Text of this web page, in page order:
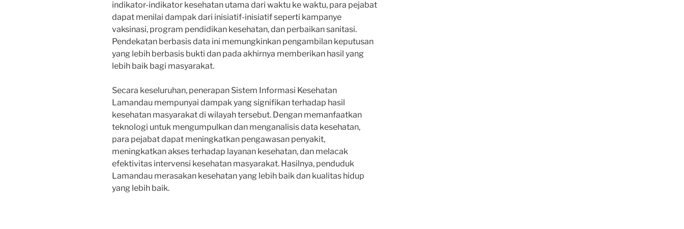
indikator-indikator kesehatan utama dari waktu ke waktu, para pejabat
dapat menilai dampak dari inisiatif-inisiatif seperti kampanye
vaksinasi, program pendidikan kesehatan, dan perbaikan sanitasi.
Pendekatan berbasis data ini memungkinkan pengambilan keputusan
yang lebih berbasis bukti dan pada akhirnya memberikan hasil yang
lebih baik bagi masyarakat.
Secara keseluruhan, penerapan Sistem Informasi Kesehatan
Lamandau mempunyai dampak yang signifikan terhadap hasil
kesehatan masyarakat di wilayah tersebut. Dengan memanfaatkan
teknologi untuk mengumpulkan dan menganalisis data kesehatan,
para pejabat dapat meningkatkan pengawasan penyakit,
meningkatkan akses terhadap layanan kesehatan, dan melacak
efektivitas intervensi kesehatan masyarakat. Hasilnya, penduduk
Lamandau merasakan kesehatan yang lebih baik dan kualitas hidup
yang lebih baik.